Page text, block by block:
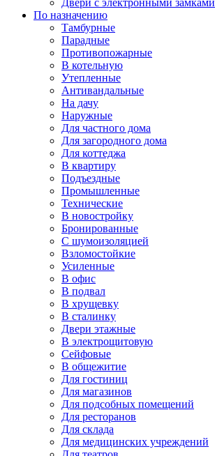
Двери с электронными замками
По назначению
Тамбурные
Парадные
Противопожарные
В котельную
Утепленные
Антивандальные
На дачу
Наружные
Для частного дома
Для загородного дома
Для коттеджа
В квартиру
Подъездные
Промышленные
Технические
В новостройку
Бронированные
С шумоизоляцией
Взломостойкие
Усиленные
В офис
В подвал
В хрущевку
В сталинку
Двери этажные
В электрощитовую
Сейфовые
В общежитие
Для гостиниц
Для магазинов
Для подсобных помещений
Для ресторанов
Для склада
Для медицинских учреждений